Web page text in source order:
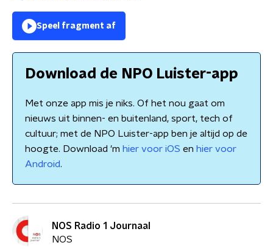
Speel fragment af
Download de NPO Luister-app
Met onze app mis je niks. Of het nou gaat om
nieuws uit binnen- en buitenland, sport, tech of
cultuur; met de NPO Luister-app ben je altijd op de
hoogte. Download 'm hier voor iOS en hier voor
Android.
NOS Radio 1 Journaal
NOS